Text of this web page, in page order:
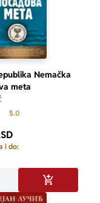
Nemačka
meta
5.0
i do:
u omiljeneDODAJ U